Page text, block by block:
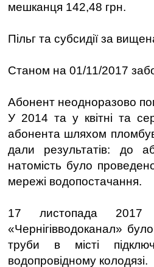
мешканця 142,48 грн.
Пільг та субсидії за
Станом на 01/11/2017
Абонент неодноразово
У 2014 та у квітні та
абонента шляхом
дали результатів: до
натомість було
мережі водопостачання.
17 листопада 2017
«Чернігівводоканал»
труби в місті
водопровідному колодязі.